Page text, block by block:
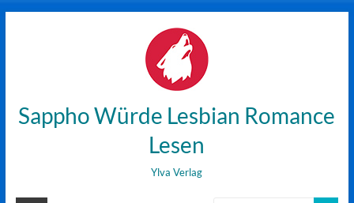
Sappho Würde Lesbian Romance
Lesen
Ylva Verlag